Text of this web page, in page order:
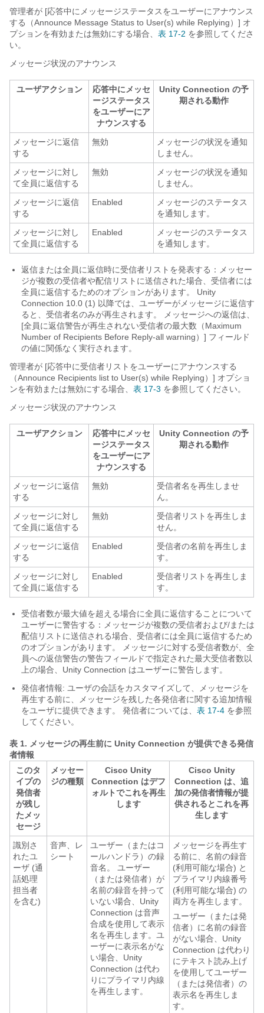
管理者が [応答中にメッセージステータスをユーザーにアナウンス
する（Announce Message Status to User(s) while Replying）] オ
プションを有効または無効にする場合、 表 17-2 を参照してくださ
い。
メッセージ状況のアナウンス
ユーザアクション
応答中にメッセ
ージステータス
をユーザーにア
ナウンスする
Unity Connection の予
期される動作
メッセージに返信
する
無効
メッセージの状況を通知
しません。
メッセージに対し
て全員に返信する
無効
メッセージの状況を通知
しません。
メッセージに返信
する
Enabled
メッセージのステータス
を通知します。
メッセージに対し
て全員に返信する
Enabled
メッセージのステータス
を通知します。
返信または全員に返信時に受信者リストを発表する：メッセー
ジが複数の受信者や配信リストに送信された場合、受信者には
全員に返信するためのオプションがあります。 Unity
Connection 10.0 (1) 以降では、ユーザーがメッセージに返信す
ると、受信者名のみが再生されます。 メッセージへの返信は、
[全員に返信警告が再生されない受信者の最大数（Maximum
Number of Recipients Before Reply-all warning）] フィールド
の値に関係なく実行されます。
管理者が [応答中に受信者リストをユーザーにアナウンスする
（Announce Recipients list to User(s) while Replying）] オプショ
ンを有効または無効にする場合、 表 17-3 を参照してください。
メッセージ状況のアナウンス
ユーザアクション
応答中にメッセ
ージステータス
をユーザーにア
ナウンスする
Unity Connection の予
期される動作
メッセージに返信
する
無効
受信者名を再生しませ
ん。
メッセージに対し
て全員に返信する
無効
受信者リストを再生しま
せん。
メッセージに返信
する
Enabled
受信者の名前を再生しま
す。
メッセージに対し
て全員に返信する
Enabled
受信者リストを再生しま
す。
受信者数が最大値を超える場合に全員に返信することについて
ユーザーに警告する：メッセージが複数の受信者および/または
配信リストに送信される場合、受信者には全員に返信するため
のオプションがあります。 メッセージに対する受信者数が、全
員への返信警告の警告フィールドで指定された最大受信者数以
上の場合、Unity Connection はユーザーに警告します。
発信者情報: ユーザの会話をカスタマイズして、メッセージを
再生する前に、メッセージを残した各発信者に関する追加情報
をユーザに提供できます。 発信者については、 表 17-4 を参照
してください。
表 1. メッセージの再生前に Unity Connection が提供できる発信
者情報
このタ
イプの
発信者
が残し
たメッ
セージ
メッセー
ジの種類
Cisco Unity
Connection はデフ
ォルトでこれを再生
します
Cisco Unity
Connection は、追
加の発信者情報が提
供されるとこれを再
生します
識別さ
れたユ
ーザ (通
話処理
担当者
を含む)
音声、レ
シート
ユーザー（またはコ
ールハンドラ）の録
音名。 ユーザー
（または発信者）が
名前の録音を持って
いない場合、Unity
Connection は音声
合成を使用して表示
名を再生します。ユ
ーザーに表示名がな
い場合、Unity
Connection は代わ
りにプライマリ内線
を再生します。
メッセージを再生す
る前に、名前の録音
(利用可能な場合) と
プライマリ内線番号
(利用可能な場合) の
両方を再生します。
ユーザー（または発
信者）に名前の録音
がない場合、Unity
Connection は代わり
にテキスト読み上げ
を使用してユーザー
（または発信者）の
表示名を再生しま
す。